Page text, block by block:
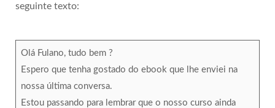
seguinte texto:
Olá Fulano, tudo bem ?
Espero que tenha gostado do ebook que lhe enviei na
nossa última conversa.
Estou passando para lembrar que o nosso curso ainda